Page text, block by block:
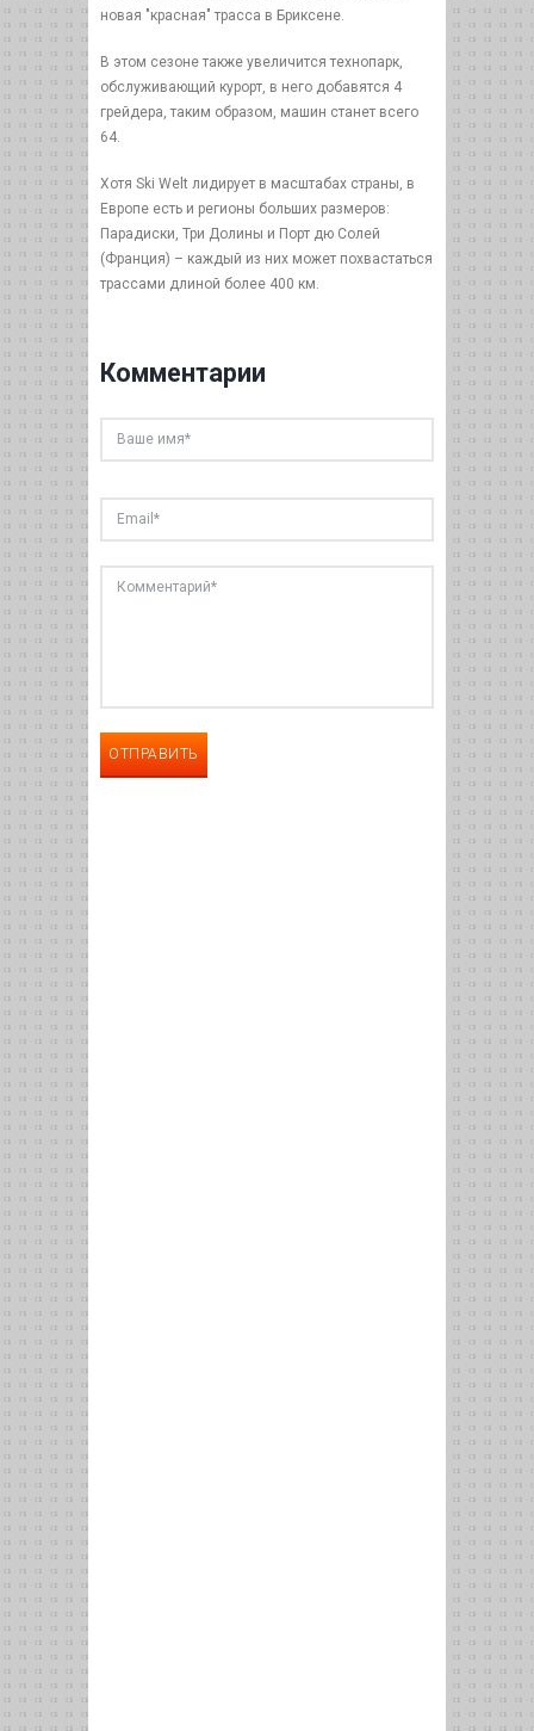
новая "красная" трасса в Бриксене.
В этом сезоне также увеличится технопарк,
обслуживающий курорт, в него добавятся 4
грейдера, таким образом, машин станет всего
64.
Хотя Ski Welt лидирует в масштабах страны, в
Европе есть и регионы больших размеров:
Парадиски, Три Долины и Порт дю Солей
(Франция) – каждый из них может похвастаться
трассами длиной более 400 км.
Комментарии